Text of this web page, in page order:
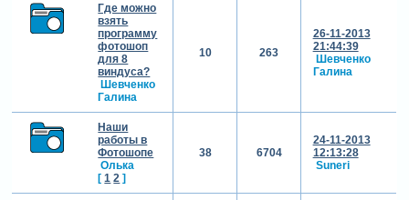
Где можно
взять
программу
фотошоп
для 8
виндуса?
Шевченко
Галина
10 263
26-11-2013
21:44:39
Шевченко
Галина
Наши
работы в
Фотошопе
Олька
[ 1 2 ]
38 6704
24-11-2013
12:13:28
Suneri